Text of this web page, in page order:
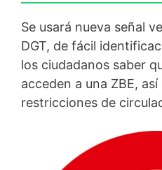
Se usará nueva señal
DGT, de fácil
los ciudadanos saber
acceden a una ZBE,
restricciones de